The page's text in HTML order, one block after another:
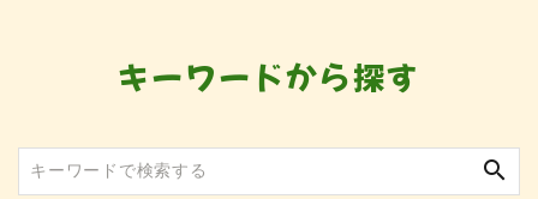
キーワードから探す
search